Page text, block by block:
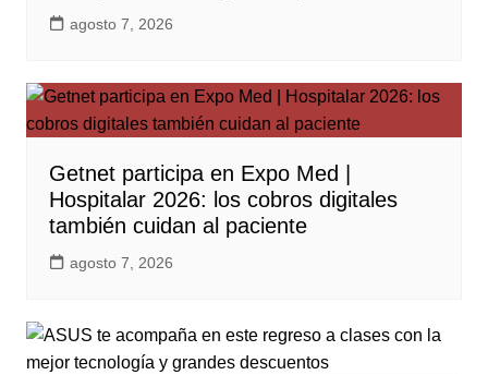
agosto 7, 2026
Getnet participa en Expo Med |
Hospitalar 2026: los cobros digitales
también cuidan al paciente
agosto 7, 2026